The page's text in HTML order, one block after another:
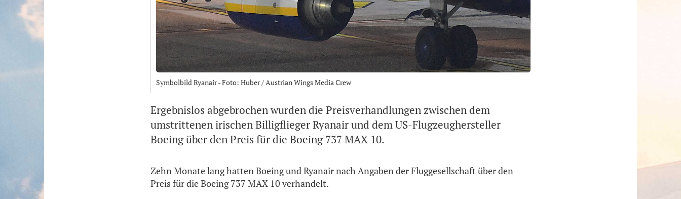
Symbolbild Ryanair - Foto: Huber / Austrian Wings Media Crew
Ergebnislos abgebrochen wurden die Preisverhandlungen zwischen dem
umstrittenen irischen Billigflieger Ryanair und dem US-Flugzeughersteller
Boeing über den Preis für die Boeing 737 MAX 10.
Zehn Monate lang hatten Boeing und Ryanair nach Angaben der Fluggesellschaft über den
Preis für die Boeing 737 MAX 10 verhandelt.